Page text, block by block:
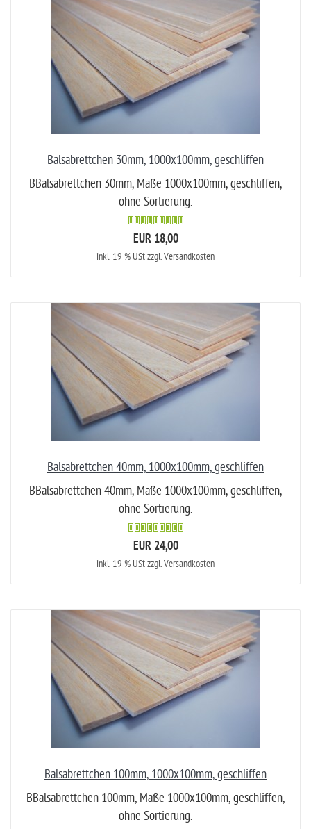
Balsabrettchen 30mm, 1000x100mm, geschliffen
BBalsabrettchen 30mm, Maße 1000x100mm, geschliffen,
ohne Sortierung.
EUR 18,00
inkl. 19 % UStzzgl. Versandkosten
Balsabrettchen 40mm, 1000x100mm, geschliffen
BBalsabrettchen 40mm, Maße 1000x100mm, geschliffen,
ohne Sortierung.
EUR 24,00
inkl. 19 % UStzzgl. Versandkosten
Balsabrettchen 100mm, 1000x100mm, geschliffen
BBalsabrettchen 100mm, Maße 1000x100mm, geschliffen,
ohne Sortierung.